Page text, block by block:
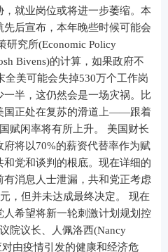
就业岗位或将进一步萎缩。本
先后宣布，本年晚些时候可能会
研究所(Economic Policy
Bivens)的计算，如果政府不
全美可能会失掉530万个工作岗
半，这仍然会是一场灾祸。比
国正处在复苏的滑道上——跟着
赋闲率将有所上升。 美国财长
将以70%的薪资代替率作为赋
党和谈判的根底。现在详细的
消息人士泄漏，共和党正考虑
，但并未达成最终决定。 现在
希望将新一轮刺激计划规划控
院议长、人佩洛西(Nancy
由疫情引发的健康和经济危